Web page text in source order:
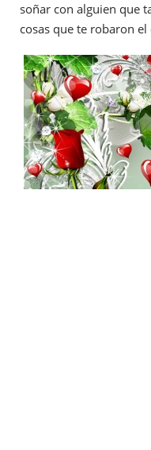
soñar con alguien que
cosas que te robaron